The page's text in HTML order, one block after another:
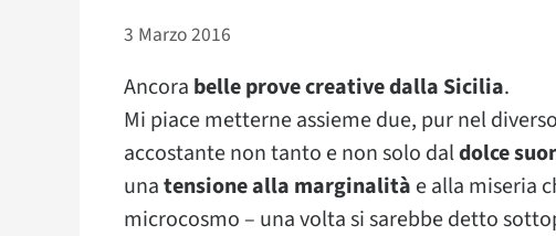
3 Marzo 2016
Ancora belle prove creative dalla Sicilia.
Mi piace metterne assieme due, pur nel
accostante non tanto e non solo daldolce
unatensione alla marginalità e alla miseria
microcosmo – una volta si sarebbe detto